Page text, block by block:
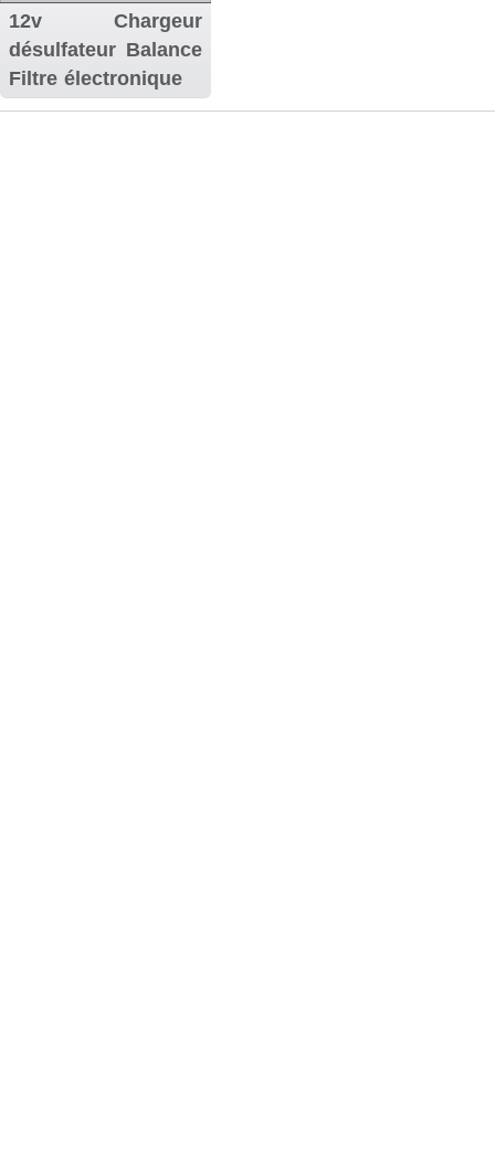
12v
Chargeur
désulfateur Balance
Filtre électronique